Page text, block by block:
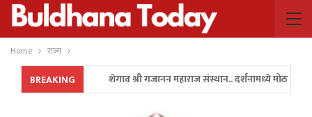
Home राज्य
BREAKING
शेगाव श्री गजानन महाराज संस्थान.. दर्शनामध्ये मोठा बदल..!